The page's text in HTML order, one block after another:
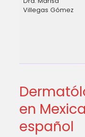
Villegas Gómez
en
español